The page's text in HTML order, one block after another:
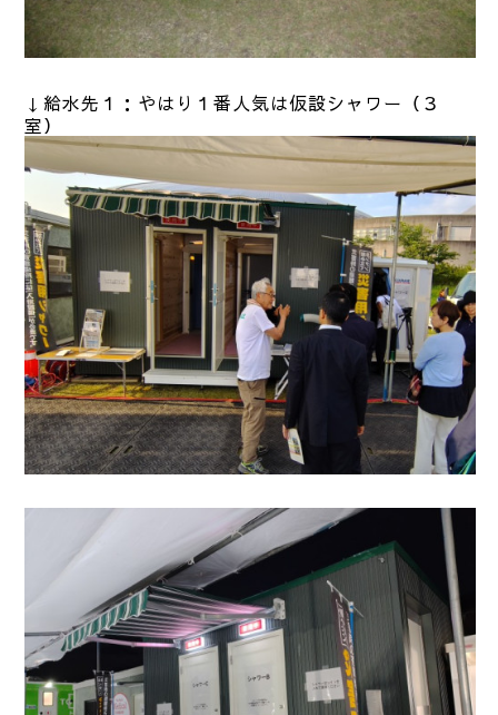
↓給水先１：やはり１番人気は仮設シャワー（３
室）